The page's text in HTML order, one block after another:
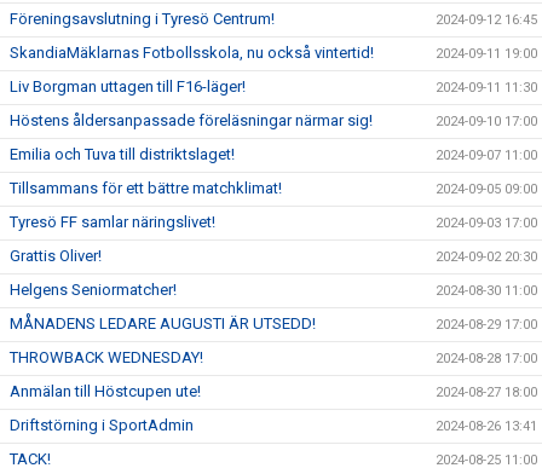
Föreningsavslutning i Tyresö Centrum! 2024-09-12 16:45
SkandiaMäklarnas Fotbollsskola, nu också vintertid! 2024-09-11 19:00
Liv Borgman uttagen till F16-läger! 2024-09-11 11:30
Höstens åldersanpassade föreläsningar närmar sig! 2024-09-10 17:00
Emilia och Tuva till distriktslaget! 2024-09-07 11:00
Tillsammans för ett bättre matchklimat! 2024-09-05 09:00
Tyresö FF samlar näringslivet! 2024-09-03 17:00
Grattis Oliver! 2024-09-02 20:30
Helgens Seniormatcher! 2024-08-30 11:00
MÅNADENS LEDARE AUGUSTI ÄR UTSEDD! 2024-08-29 17:00
THROWBACK WEDNESDAY! 2024-08-28 17:00
Anmälan till Höstcupen ute! 2024-08-27 18:00
Driftstörning i SportAdmin 2024-08-26 13:41
TACK! 2024-08-25 11:00